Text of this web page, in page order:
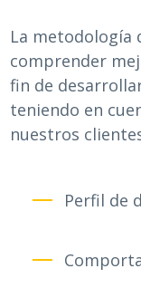
La metodología
comprender
fin de
teniendo en
nuestros
Perfil de